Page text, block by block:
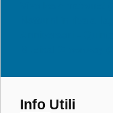
Info Utili